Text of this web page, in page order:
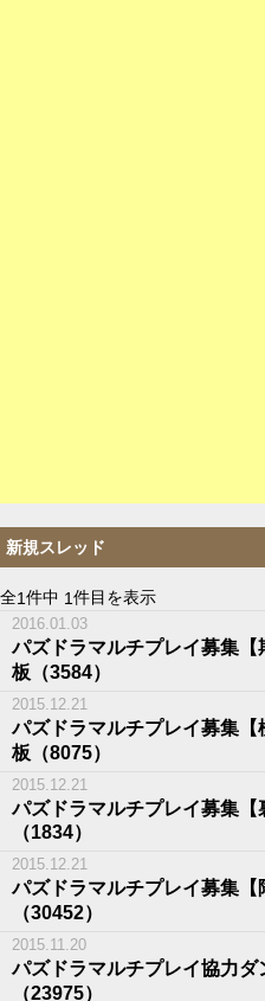
新規スレッド
全1件中 1件目を表示
2016.01.03
パズドラマルチプレイ募集
板（3584）
2015.12.21
パズドラマルチプレイ募集
板（8075）
2015.12.21
パズドラマルチプレイ募集
（1834）
2015.12.21
パズドラマルチプレイ募集
（30452）
2015.11.20
パズドラマルチプレイ協力ダ
（23975）